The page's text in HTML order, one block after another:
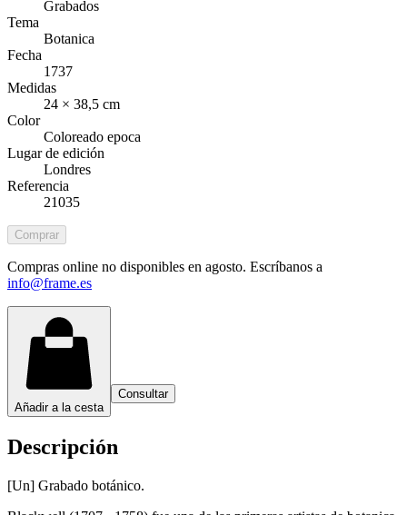
Grabados
Tema
Botanica
Fecha
1737
Medidas
24 × 38,5 cm
Color
Coloreado epoca
Lugar de edición
Londres
Referencia
21035
Comprar
Compras online no disponibles en agosto. Escríbanos a
info@frame.es
Añadir a la cesta
Consultar
Descripción
[Un] Grabado botánico.